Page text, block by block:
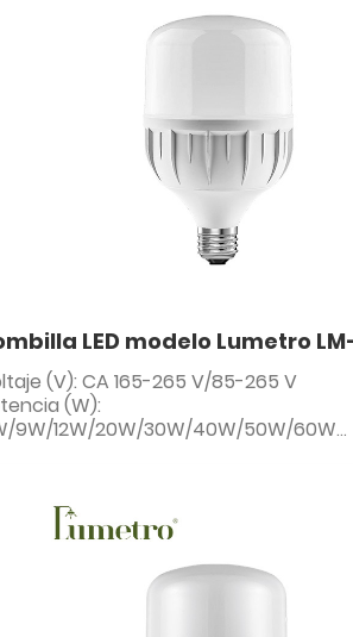
LED modelo Lumetro
(V): CA 165-265 V/85-265 V
(W):
9W/12W/20W/30W/40W/50W/60W